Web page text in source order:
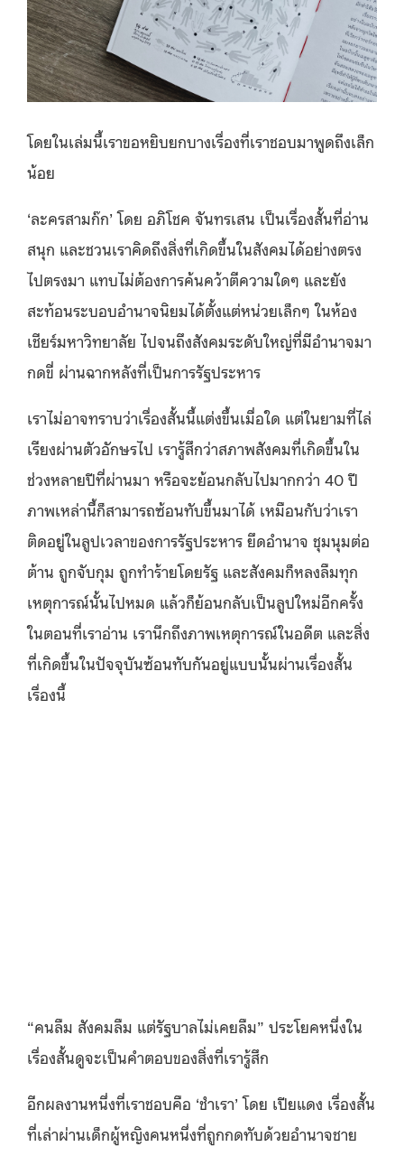
โดยในเล่มนี้เราขอหยิบยกบางเรื่องที่เราชอบมาพูดถึงเล็ก
น้อย
‘ละครสามก๊ก’ โดย อภิโชค จันทรเสน เป็นเรื่องสั้นที่อ่าน
สนุก และชวนเราคิดถึงสิ่งที่เกิดขึ้นในสังคมได้อย่างตรง
ไปตรงมา แทบไม่ต้องการค้นคว้าตีความใดๆ และยัง
สะท้อนระบอบอำนาจนิยมได้ตั้งแต่หน่วยเล็กๆ ในห้อง
เชียร์มหาวิทยาลัย ไปจนถึงสังคมระดับใหญ่ที่มีอำนาจมา
กดขี่ ผ่านฉากหลังที่เป็นการรัฐประหาร
เราไม่อาจทราบว่าเรื่องสั้นนี้แต่งขึ้นเมื่อใด แต่ในยามที่ไล่
เรียงผ่านตัวอักษรไป เรารู้สึกว่าสภาพสังคมที่เกิดขึ้นใน
ช่วงหลายปีที่ผ่านมา หรือจะย้อนกลับไปมากกว่า 40 ปี
ภาพเหล่านี้ก็สามารถซ้อนทับขึ้นมาได้ เหมือนกับว่าเรา
ติดอยู่ในลูปเวลาของการรัฐประหาร ยึดอำนาจ ชุมนุมต่อ
ต้าน ถูกจับกุม ถูกทำร้ายโดยรัฐ และสังคมก็หลงลืมทุก
เหตุการณ์นั้นไปหมด แล้วก็ย้อนกลับเป็นลูปใหม่อีกครั้ง
ในตอนที่เราอ่าน เรานึกถึงภาพเหตุการณ์ในอดีต และสิ่ง
ที่เกิดขึ้นในปัจจุบันซ้อนทับกันอยู่แบบนั้นผ่านเรื่องสั้น
เรื่องนี้
“คนลืม สังคมลืม แต่รัฐบาลไม่เคยลืม” ประโยคหนึ่งใน
เรื่องสั้นดูจะเป็นคำตอบของสิ่งที่เรารู้สึก
อีกผลงานหนึ่งที่เราชอบคือ ‘ชำเรา’ โดย เปียแดง เรื่องสั้น
ที่เล่าผ่านเด็กผู้หญิงคนหนึ่งที่ถูกกดทับด้วยอำนาจชาย